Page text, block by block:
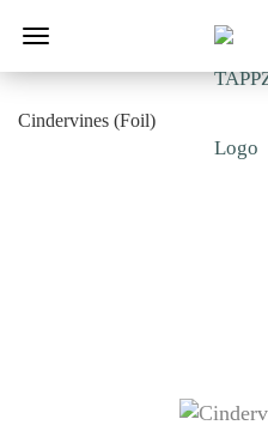
Cindervines (Foil)